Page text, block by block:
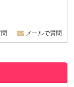
メールで質問